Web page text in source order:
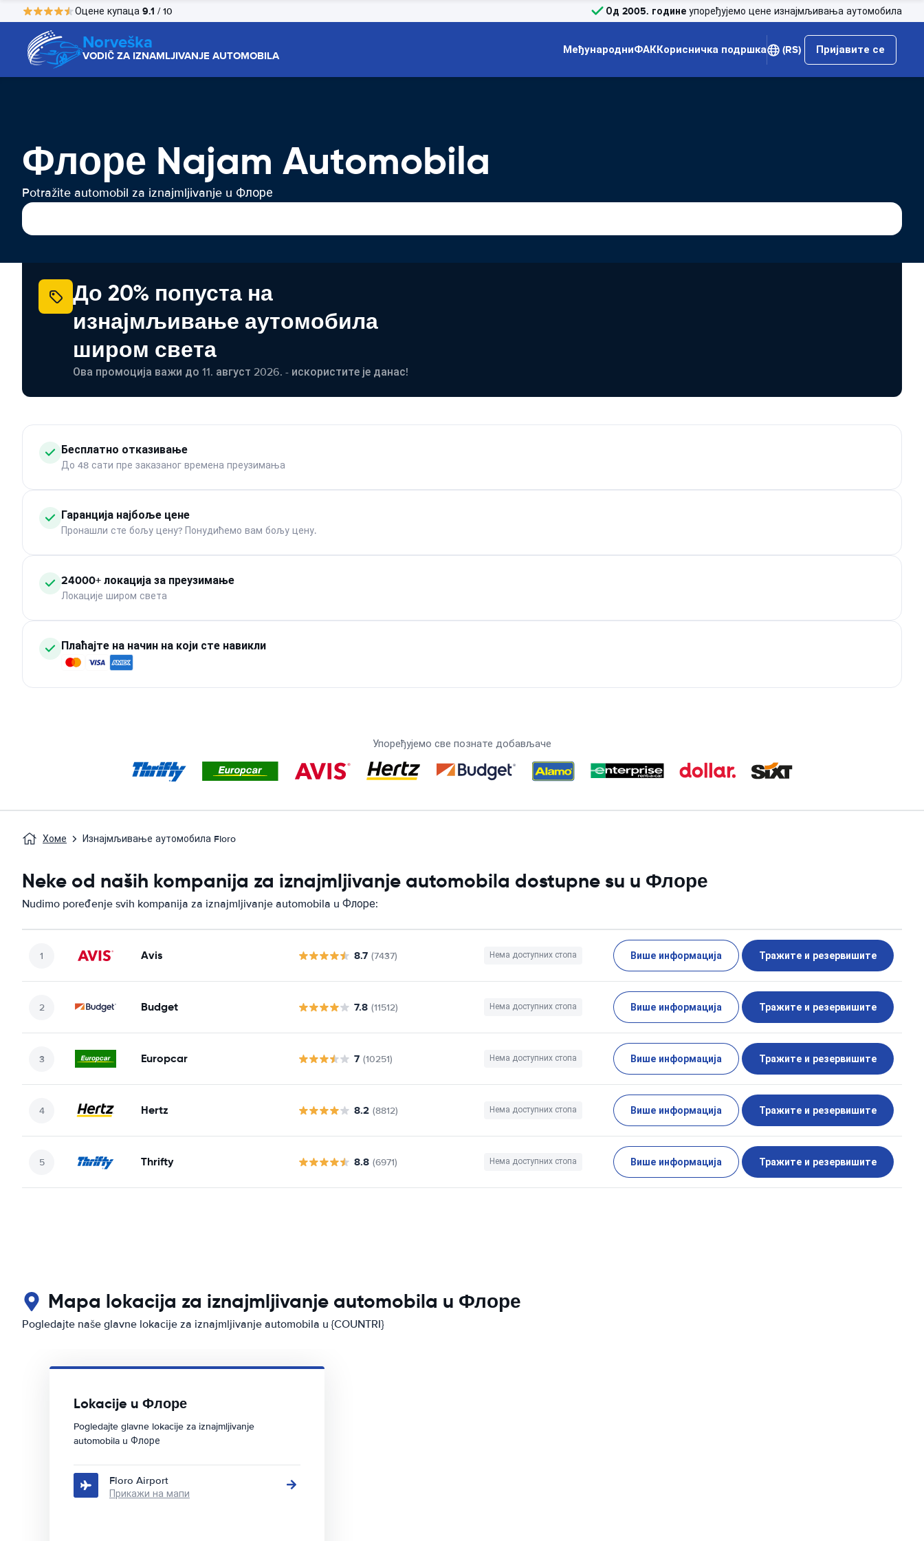
Оцене купаца 9.1 / 10 Од 2005. године упоређујемо цене изнајмљивања аутомобила
Norveška
VODIČ ZA IZNAMLJIVANJE AUTOMOBILA МеђународниФАККорисничка подршка (RS) Пријавите се
Флоре Najam Automobila
Potražite automobil za iznajmljivanje u Флоре
До 20% попуста на
изнајмљивање аутомобила
широм света
Ова промоција важи до 11. август 2026. - искористите је данас!
Бесплатно отказивање
До 48 сати пре заказаног времена преузимања
Гаранција најбоље цене
Пронашли сте бољу цену? Понудићемо вам бољу цену.
24000+ локација за преузимање
Локације широм света
Плаћајте на начин на који сте навикли
Упоређујемо све познате добављаче
Хоме Изнајмљивање аутомобила Floro
Neke od naših kompanija za iznajmljivanje automobila dostupne su u Флоре
Nudimo poređenje svih kompanija za iznajmljivanje automobila u Флоре:
Avis 8.7 (7437) Нема доступних стопа Више информација Тражите и резервишите
Budget 7.8 (11512) Нема доступних стопа Више информација Тражите и резервишите
Europcar 7 (10251) Нема доступних стопа Више информација Тражите и резервишите
Hertz 8.2 (8812) Нема доступних стопа Више информација Тражите и резервишите
Thrifty 8.8 (6971) Нема доступних стопа Више информација Тражите и резервишите
Mapa lokacija za iznajmljivanje automobila u Флоре
Pogledajte naše glavne lokacije za iznajmljivanje automobila u {COUNTRI}
Lokacije u Флоре
Pogledajte glavne lokacije za iznajmljivanje
automobila u Флоре
Floro Airport
Прикажи на мапи